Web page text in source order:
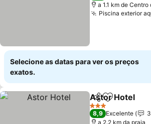
a 1.1 km de
Piscina exterior
Selecione as datas para ver os preços
exatos.
PartilharAdicionar
Astor Hotel
3 Estrelas
8,9 Excelente
a 2.2 km da praia